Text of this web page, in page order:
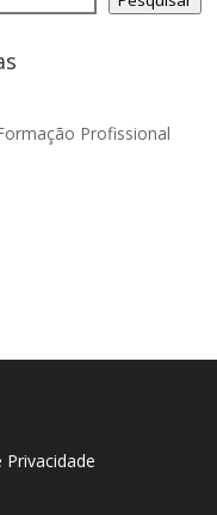
Profissional
Privacidade